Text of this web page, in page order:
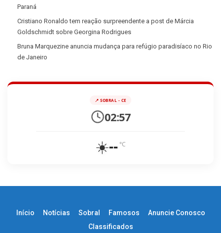
Paraná
Cristiano Ronaldo tem reação surpreendente a post de Márcia
Goldschmidt sobre Georgina Rodrigues
Bruna Marquezine anuncia mudança para refúgio paradisíaco no Rio
de Janeiro
📍 SOBRAL - CE
02:57
☀️-- °C
Início Notícias Sobral Famosos
Anuncie Conosco
Classificados